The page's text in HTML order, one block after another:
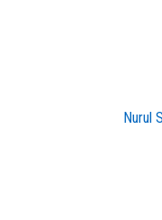
Nurul